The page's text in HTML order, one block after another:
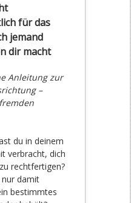
für das
jemand
dir macht
Anleitung zur
–
du in deinem
verbracht, dich
rechtfertigen?
nur damit
bestimmtes